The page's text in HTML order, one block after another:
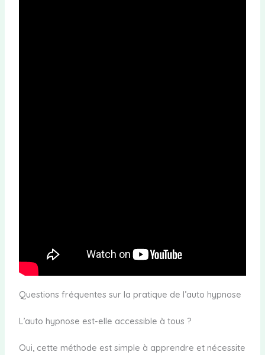
Questions fréquentes sur la pratique de l’auto hypnose
L’auto hypnose est-elle accessible à tous ?
Oui, cette méthode est simple à apprendre et nécessite